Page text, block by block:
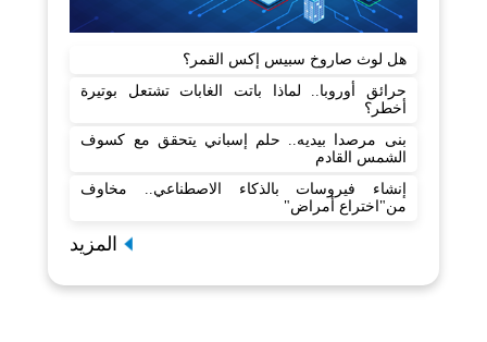
هل لوث صاروخ سبيس إكس القمر؟
حرائق أوروبا.. لماذا باتت الغابات تشتعل بوتيرة
أخطر؟
بنى مرصدا بيديه.. حلم إسباني يتحقق مع كسوف
الشمس القادم
إنشاء فيروسات بالذكاء الاصطناعي.. مخاوف
من"اختراع أمراض"
المزيد